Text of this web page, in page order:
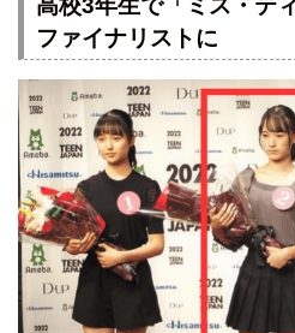
高校3年生で「ミス・テ
ファイナリストに